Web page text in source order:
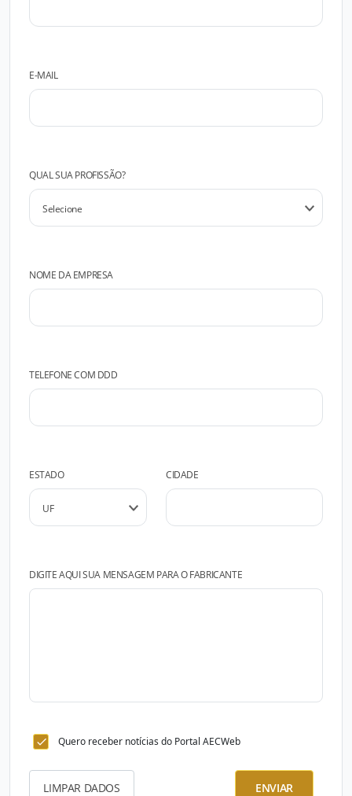
E-MAIL
QUAL SUA PROFISSÃO?
NOME DA EMPRESA
TELEFONE COM DDD
ESTADO CIDADE
DIGITE AQUI SUA MENSAGEM PARA O FABRICANTE
Quero receber notícias do Portal AECWeb
LIMPAR DADOS ENVIAR